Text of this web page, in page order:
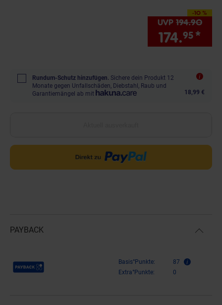
-10 %
Sie Sparen 10
UVP 194.90UVP
174.95 *
Rundum-Schutz hinzufügen. Sichere dein Produkt 12
Monate gegen Unfallschäden, Diebstahl, Raub und
Garantiemängel ab mit
18,99 €
PAYBACK
Payback Punkte Basis°Punkte:
87
Extra°Punkte:
0